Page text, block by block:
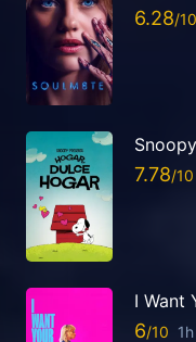
6.28
7.78
I Want
6